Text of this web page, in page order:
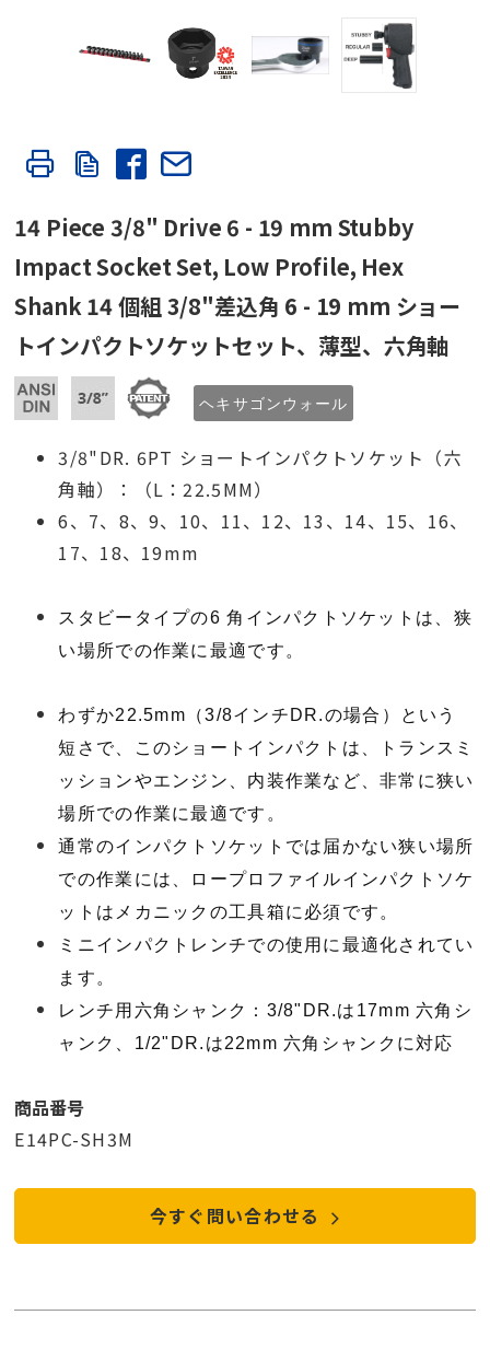
14 Piece 3/8" Drive 6 - 19 mm Stubby
Impact Socket Set, Low Profile, Hex
Shank 14 個組 3/8"差込角 6 - 19 mm ショー
トインパクトソケットセット、薄型、六角軸
ヘキサゴンウォール
3/8"DR. 6PT ショートインパクトソケット（六
角軸）：（L：22.5MM）
6、7、8、9、10、11、12、13、14、15、16、
17、18、19mm
スタビータイプの6 角インパクトソケットは、狭
い場所での作業に最適です。
わずか22.5mm（3/8インチDR.の場合）という
短さで、このショートインパクトは、トランスミ
ッションやエンジン、内装作業など、非常に狭い
場所での作業に最適です。
通常のインパクトソケットでは届かない狭い場所
での作業には、ロープロファイルインパクトソケ
ットはメカニックの工具箱に必須です。
ミニインパクトレンチでの使用に最適化されてい
ます。
レンチ用六角シャンク：3/8"DR.は17mm 六角シ
ャンク、1/2"DR.は22mm 六角シャンクに対応
商品番号
E14PC-SH3M
今すぐ問い合わせる